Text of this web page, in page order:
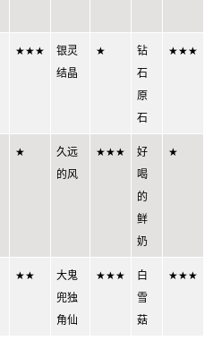
★★★
银灵
结晶
★
钻
石
原
石
★★★
★
久远
的风
★★★
好
喝
的
鲜
奶
★
★★
大鬼
兜独
角仙
★★★
白
雪
菇
★★★